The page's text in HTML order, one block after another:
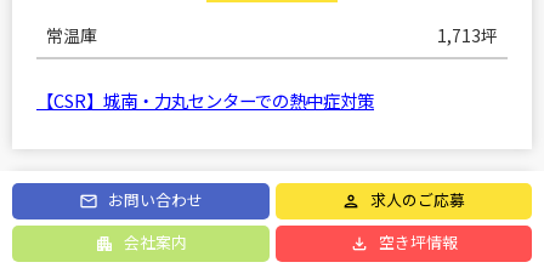
お問い合わせ
求人のご応募
会社案内
空き坪情報
常温庫 1,713坪
【CSR】城南・力丸センターでの熱中症対策
伊勢崎低温センター